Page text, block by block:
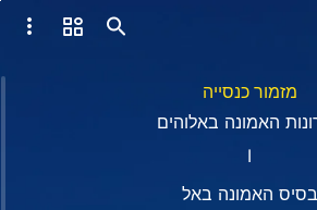
מזמור כנסייה
האמונה באלוהים
Ⅰ
בסיס האמונה באל